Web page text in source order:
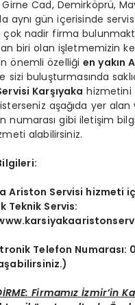
Girne Cad, Demirköprü,
aynı gün içerisinde
nadir firma
biri olan işletmemizin
önemli özelliğien yakın
sizi buluşturmasında
Karşıyaka hizmetini
aşağıda yer alan
numarası gibi iletişim
alabilirsiniz.
Ariston Servisi hizmeti
Teknik Servis:
Telefon Numarası:
Firmamız İzmir’in